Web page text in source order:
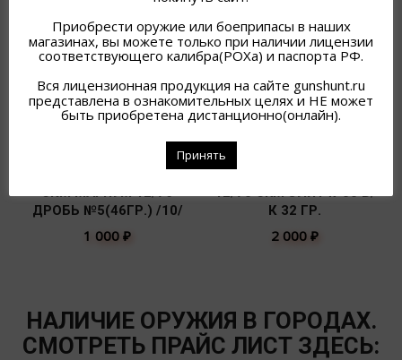
СКМ МАГНУМ 12/76
ДРОБЬ №5(46ГР.) /10/
1 000 ₽
12/70 СKМ ЭЛИТ №00 Б/
К 32 ГР.
2 000 ₽
НАЛИЧИЕ ОРУЖИЯ В ГОРОДАХ.
СМОТРЕТЬ ПРАЙС ЛИСТ ЗДЕСЬ:
Приобрести оружие или боеприпасы в наших
магазинах, вы можете только при наличии лицензии
соответствующего калибра(РОХа) и паспорта РФ.
Вся лицензионная продукция на сайте gunshunt.ru
представлена в ознакомительных целях и НЕ может
быть приобретена дистанционно(онлайн).
Принять